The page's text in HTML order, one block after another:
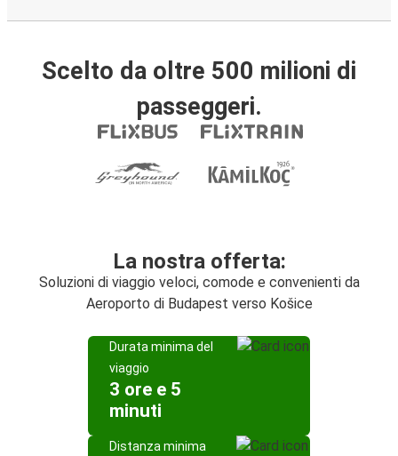
Scelto da oltre 500 milioni di
passeggeri.
La nostra offerta:
Soluzioni di viaggio veloci, comode e convenienti da
Aeroporto di Budapest verso Košice
Durata minima del
viaggio
3 ore e 5
minuti
Distanza minima